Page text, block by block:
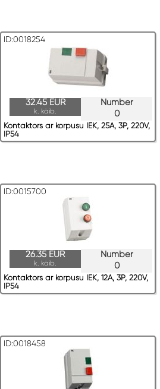
ID:0018254
Number
0
32.45 EUR
k. käib.
Kontaktors ar korpusu IEK, 25A, 3P, 220V,
IP54
ID:0015700
Number
0
26.35 EUR
k. käib.
Kontaktors ar korpusu IEK, 12A, 3P, 220V,
IP54
ID:0018458